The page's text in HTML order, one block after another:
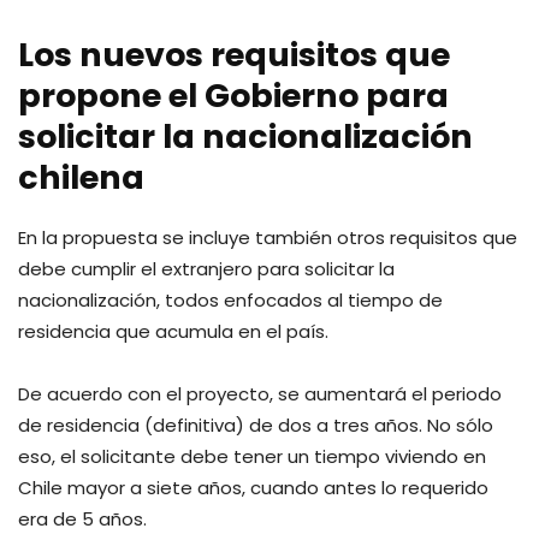
Los nuevos requisitos que
propone el Gobierno para
solicitar la nacionalización
chilena
En la propuesta se incluye también otros requisitos que
debe cumplir el extranjero para solicitar la
nacionalización, todos enfocados al tiempo de
residencia que acumula en el país.
De acuerdo con el proyecto, se aumentará el periodo
de residencia (definitiva) de dos a tres años. No sólo
eso, el solicitante debe tener un tiempo viviendo en
Chile mayor a siete años, cuando antes lo requerido
era de 5 años.